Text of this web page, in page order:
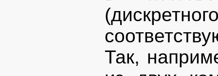
Так,